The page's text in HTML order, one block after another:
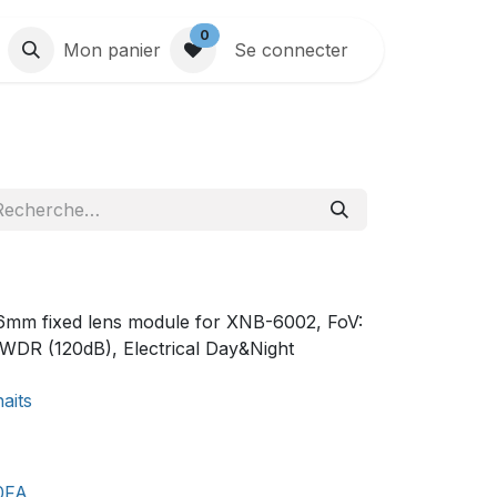
Mon panier
0
Se connecter
fixed lens module for XNB-6002, FoV:
(120dB), Electrical Day&Night